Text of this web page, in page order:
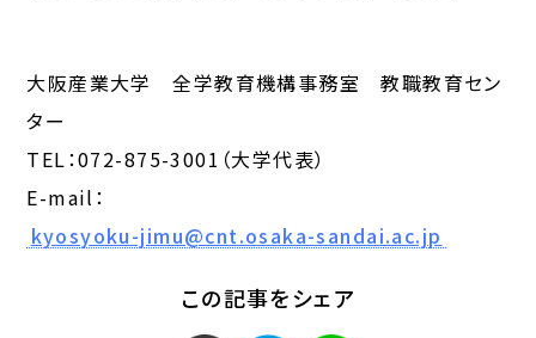
大阪産業大学 全学教育機構事務室 教職教育セン
ター
TEL：072-875-3001（大学代表）
E-mail：
kyosyoku-jimu@cnt.osaka-sandai.ac.jp
この記事をシェア